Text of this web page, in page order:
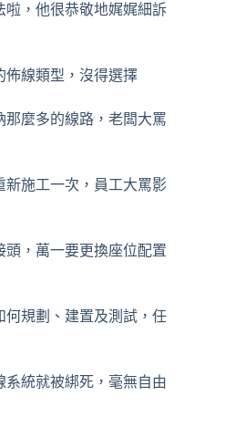
啦，他很恭敬地娓娓細訴
佈線類型，沒得選擇
麼多的線路，老闆大罵
新施工一次，員工大罵影
，萬一要更換座位配置
何規劃、建置及測試，任
統就被綁死，毫無自由